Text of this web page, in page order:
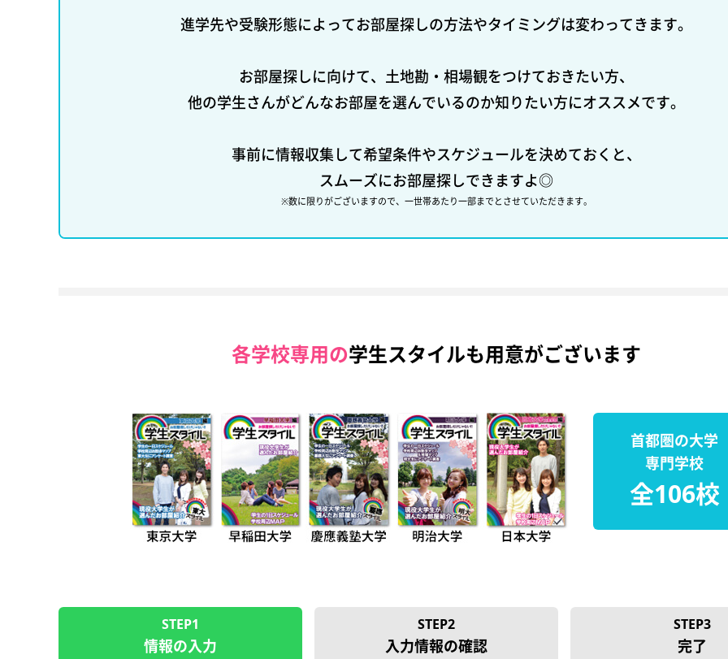
進学先や受験形態によってお部屋探しの方法やタイミングは変わってきます。
お部屋探しに向けて、土地勘・相場観をつけておきたい方、
他の学生さんがどんなお部屋を選んでいるのか知りたい方にオススメです。
事前に情報収集して希望条件やスケジュールを決めておくと、
スムーズにお部屋探しできますよ◎
※数に限りがございますので、一世帯あたり一部までとさせていただきます。
各学校専用の学生スタイルも用意がございます
首都圏の大学
専門学校
全106校
STEP1
情報の入力
STEP2
入力情報の確認
STEP3
完了